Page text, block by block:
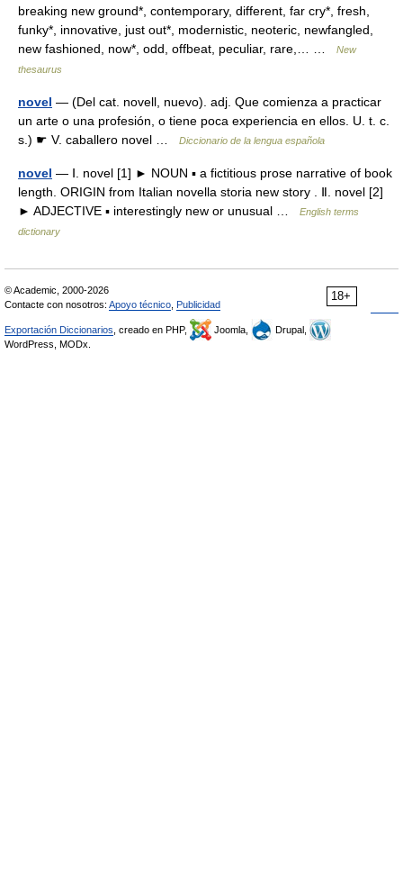
breaking new ground*, contemporary, different, far cry*, fresh,
funky*, innovative, just out*, modernistic, neoteric, newfangled,
new fashioned, now*, odd, offbeat, peculiar, rare,… …
New
thesaurus
novel — (Del cat. novell, nuevo). adj. Que comienza a practicar
un arte o una profesión, o tiene poca experiencia en ellos. U. t. c.
s.) ☛ V. caballero novel …
Diccionario de la lengua española
novel — Ⅰ. novel [1] ► NOUN ▪ a fictitious prose narrative of book
length. ORIGIN from Italian novella storia new story . Ⅱ. novel [2]
► ADJECTIVE ▪ interestingly new or unusual …
English terms
dictionary
18+
© Academic, 2000-2026
Contacte con nosotros: Apoyo técnico Publicidad
Exportación Diccionarios , creado en PHP, Joomla,
Drupal,
WordPress, MODx.